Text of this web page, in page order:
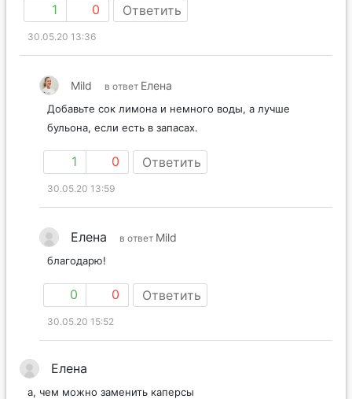
1 0 Ответить
30.05.20 13:36
Mild в ответ Елена
Добавьте сок лимона и немного воды, а лучше
бульона, если есть в запасах.
1 0 Ответить
30.05.20 13:59
Елена в ответ Mild
благодарю!
0 0 Ответить
30.05.20 15:52
Елена
а, чем можно заменить каперсы